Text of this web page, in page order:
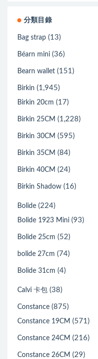
分類目錄
Bag strap (13)
Béarn mini (36)
Bearn wallet (151)
Birkin (1,945)
Birkin 20cm (17)
Birkin 25CM (1,228)
Birkin 30CM (595)
Birkin 35CM (84)
Birkin 40CM (24)
Birkin Shadow (16)
Bolide (224)
Bolide 1923 Mini (93)
Bolide 25cm (52)
bolide 27cm (74)
Bolide 31cm (4)
Calvi 卡包 (38)
Constance (875)
Constance 19CM (571)
Constance 24CM (216)
Constance 26CM (29)